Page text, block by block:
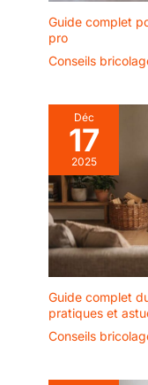
Guide complet
pro
Conseils
Déc
17
2025
Guide complet
pratiques et
Conseils